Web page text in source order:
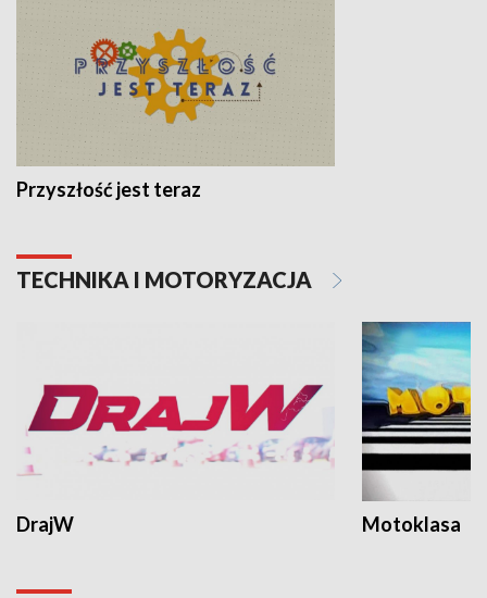
Przyszłość jest teraz
TECHNIKA I MOTORYZACJA
DrajW Motoklasa